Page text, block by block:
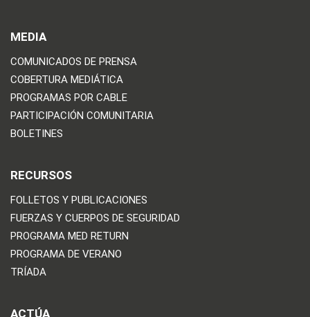
MEDIA
COMUNICADOS DE PRENSA
COBERTURA MEDIÁTICA
PROGRAMAS POR CABLE
PARTICIPACIÓN COMUNITARIA
BOLETINES
RECURSOS
FOLLETOS Y PUBLICACIONES
FUERZAS Y CUERPOS DE SEGURIDAD
PROGRAMA MED RETURN
PROGRAMA DE VERANO
TRÍADA
ACTÚA